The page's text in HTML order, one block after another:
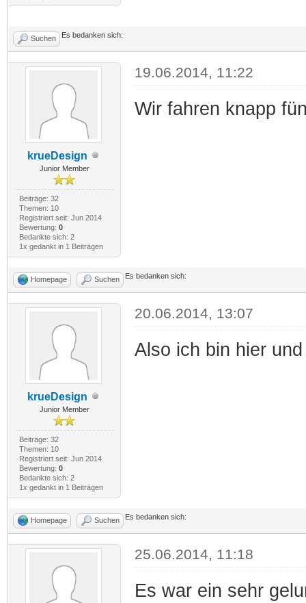
Suchen Es bedanken sich:
krueDesign
Junior Member
Beiträge: 32
Themen: 10
Registriert seit: Jun 2014
Bewertung: 0
Bedankte sich: 2
1x gedankt in 1 Beiträgen
19.06.2014, 11:22
Wir fahren knapp
Homepage Suchen Es bedanken sich:
krueDesign
Junior Member
Beiträge: 32
Themen: 10
Registriert seit: Jun 2014
Bewertung: 0
Bedankte sich: 2
1x gedankt in 1 Beiträgen
20.06.2014, 13:07
Also ich bin hier
Homepage Suchen Es bedanken sich:
25.06.2014, 11:18
Es war ein sehr